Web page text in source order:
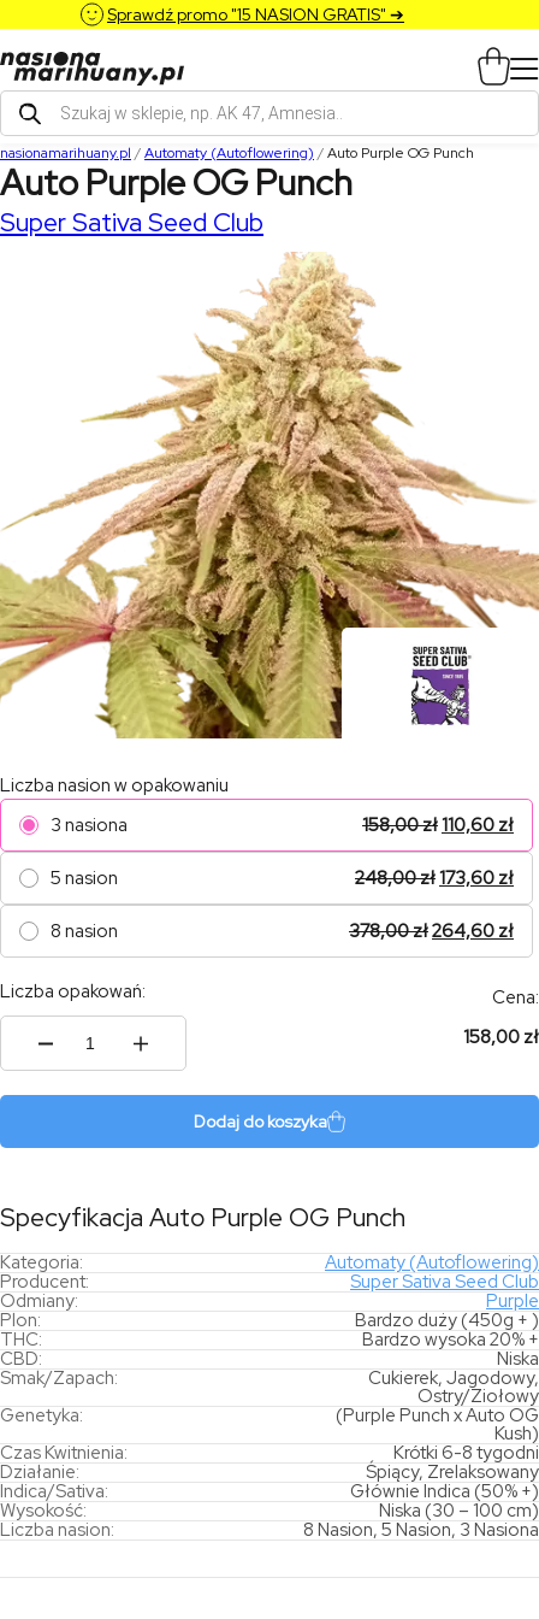
Sprawdź promo "15 NASION GRATIS" ➔
Wyszukiwarka
produktów
nasionamarihuany.pl /Automaty (Autoflowering) /Auto Purple OG Punch
Auto Purple OG Punch
Super Sativa Seed Club
Liczba nasion w opakowaniu
3 nasiona
158,00zł110,60 zł
5 nasion 248,00zł173,60 zł
8 nasion 378,00zł264,60 zł
Liczba opakowań:
ilość
Cena:
158,00 zł
Dodaj do koszyka
Specyfikacja Auto Purple OG Punch
Kategoria:
Automaty (Autoflowering)
Producent:
Super Sativa Seed Club
Odmiany:
Purple
Plon:
Bardzo duży (450g + )
THC:
Bardzo wysoka 20% +
CBD:
Niska
Smak/Zapach:
Cukierek, Jagodowy,
Ostry/Ziołowy
Genetyka:
(Purple Punch x Auto OG
Kush)
Czas Kwitnienia:
Krótki 6-8 tygodni
Działanie:
Śpiący, Zrelaksowany
Indica/Sativa:
Głównie Indica (50% +)
Wysokość:
Niska (30 – 100 cm)
Liczba nasion:
8 Nasion, 5 Nasion, 3 Nasiona